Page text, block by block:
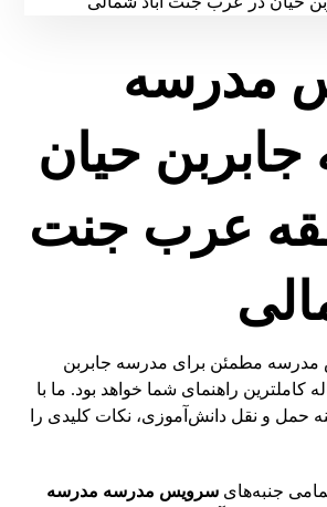
مدرسه
حیان
عرب جنت
مدرسه مطمئن برای مدرسه جابربن
کاملترین راهنمای شما خواهد بود. ما با
حمل و نقل دانش‌آموزی، نکات کلیدی را
جنبه‌هایسرویس مدرسه مدرسه